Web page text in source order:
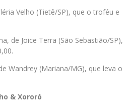
Velho (Tietê/SP), que o troféu e
de Joice Terra (São Sebastião/SP),
Wandrey (Mariana/MG), que leva o
& Xororó